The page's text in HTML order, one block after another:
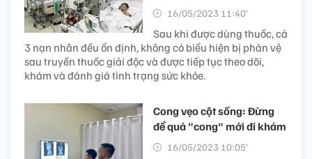
16/05/2023 11:40’
Sau khi được dùng thuốc, cả
3 nạn nhân đều ổn định, không có biểu hiện bị phản vệ
sau truyền thuốc giải độc và được tiếp tục theo dõi,
khám và đánh giá tình trạng sức khỏe.
Cong vẹo cột sống: Đừng
để quá "cong" mới đi khám
16/05/2023 10:05’